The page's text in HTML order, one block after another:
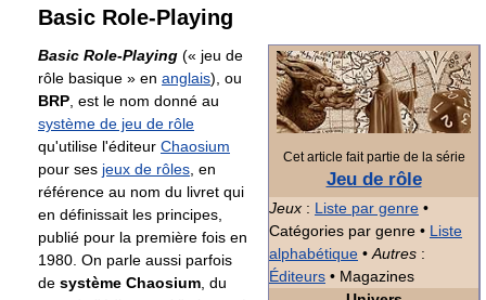
Basic Role-Playing
Cet article fait partie de la série
Jeu de rôle
Jeux : Liste par genre •
Catégories par genre • Liste
alphabétique • Autres :
Éditeurs • Magazines
Basic Role-Playing (« jeu de
rôle basique » en anglais), ou
BRP , est le nom donné au
système de jeu de rôle
qu'utilise l'éditeur Chaosium
pour ses jeux de rôles , en
référence au nom du livret qui
en définissait les principes,
publié pour la première fois en
1980. On parle aussi parfois
de système Chaosium , du